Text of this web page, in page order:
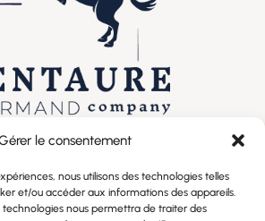
le consentement
nous utilisons des technologies telles
et/ou accéder aux informations des appareils.
technologies nous permettra de traiter des